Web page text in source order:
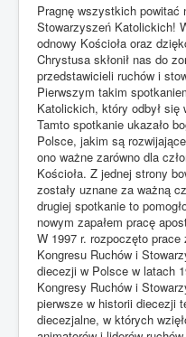
Pragnę wszystkich powitać
Stowarzyszeń Katolickich!
odnowy Kościoła oraz
Chrystusa skłonił nas do
przedstawicieli ruchów i
Pierwszym takim
Katolickich, który odbył się
Tamto spotkanie ukazało
Polsce, jakim są
ono ważne zarówno dla
Kościoła. Z jednej strony
zostały uznane za ważną
drugiej spotkanie to
nowym zapałem pracę
W 1997 r. rozpoczęto
Kongresu Ruchów i
diecezji w Polsce w latach
Kongresy Ruchów i
pierwsze w historii diecezji
diecezjalne, w których